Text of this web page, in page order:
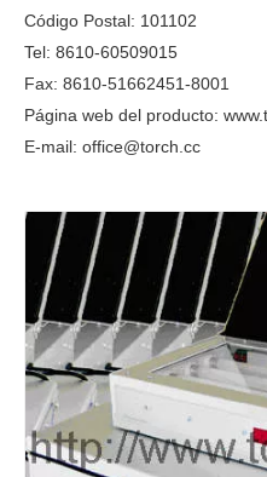
Código Postal: 101102
Tel: 8610-60509015
Fax: 8610-51662451-8001
Página web del producto:
E-mail: office@torch.cc